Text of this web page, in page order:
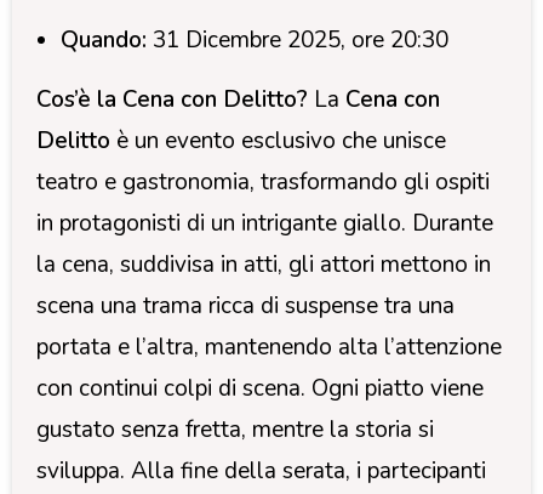
Quando: 31 Dicembre 2025, ore 20:30
Cos’è la Cena con Delitto? La Cena con
Delitto è un evento esclusivo che unisce
teatro e gastronomia, trasformando gli ospiti
in protagonisti di un intrigante giallo. Durante
la cena, suddivisa in atti, gli attori mettono in
scena una trama ricca di suspense tra una
portata e l’altra, mantenendo alta l’attenzione
con continui colpi di scena. Ogni piatto viene
gustato senza fretta, mentre la storia si
sviluppa. Alla fine della serata, i partecipanti